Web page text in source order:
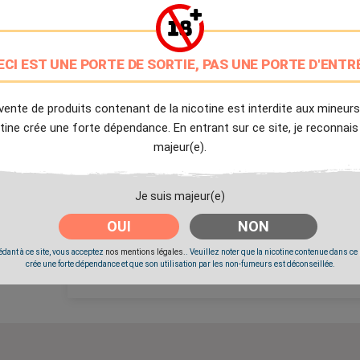
EST UNE PORTE DE SORTIE, PAS UNE PORTE
de produits contenant de la nicotine est interdite aux
crée une forte dépendance. En entrant sur ce site, je
majeur(e).
Je suis majeur(e)
OUI NON
à ce site, vous acceptez nos mentions légales.. Veuillez noter que la nicotine contenue dans
crée une forte dépendance et que son utilisation par les non-fumeurs est déconseillée.
Avis client de Ciga.fr
à partir de 20€
Expédition Immédiate
Partager Tweet